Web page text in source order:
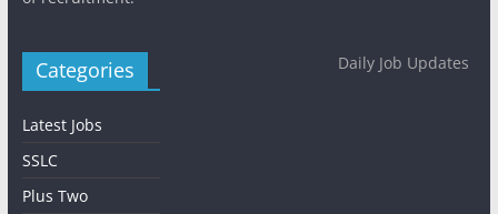
Categories
Latest Jobs
SSLC
Plus Two
Daily Job Updates